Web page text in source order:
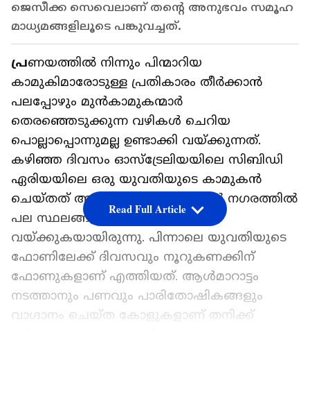
ജെസീക്ക സെവെലാണ് തന്‍റെ അനുഭവം സമൂഹ
മാധ്യമങ്ങളിലൂടെ പങ്കുവച്ചത്.
പ്രണയത്തില്‍ നിന്നും പിന്മാറിയ
കാമുകിമാരോടുള്ള പ്രതികാരം തീര്‍ക്കാന്‍
പലപ്പോഴും മുന്‍കാമുകന്മാര്‍
തെരഞ്ഞെടുക്കുന്ന വഴികള്‍ ചെറിയ
പൊല്ലാപ്പൊന്നുമല്ല ഉണ്ടാക്കി വയ്ക്കുന്നത്.
കഴിഞ്ഞ ദിവസം ഓസ്ട്രേലിയയിലെ സിബിഡി
ഏരിയയിലെ ഒരു യുവതിയുടെ കാമുകന്‍
ചെയ്തത് അവരുടെ ഫോണ്‍ നമ്പര്‍ നഗരത്തില്‍
പല സ്ഥലങ്ങളിലായി എഴുതി
വയ്ക്കുകയായിരുന്നു. പിന്നാലെ യുവതിയുടെ
ഫോണിലേക്ക് ദിവസവും നൂറുകണക്കിന്
ഫോണുകളാണ് എത്തിയത്. ആൾമാറാട്ടം
നടത്താനും പണവും പാരിതോഷികങ്ങളും
വാഗ്ദാനം ചെയ്ത കോളുകളാണ് തനിക്ക്
Read Full Article